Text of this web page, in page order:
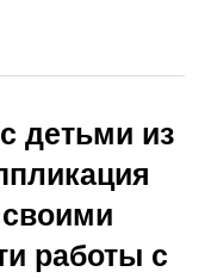
детьми из
работы с